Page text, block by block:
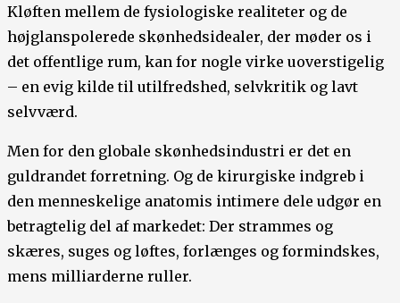
Kløften mellem de fysiologiske realiteter og de
højglanspolerede skønhedsidealer, der møder os i
det offentlige rum, kan for nogle virke uoverstigelig
– en evig kilde til utilfredshed, selvkritik og lavt
selvværd.
Men for den globale skønhedsindustri er det en
guldrandet forretning. Og de kirurgiske indgreb i
den menneskelige anatomis intimere dele udgør en
betragtelig del af markedet: Der strammes og
skæres, suges og løftes, forlænges og formindskes,
mens milliarderne ruller.